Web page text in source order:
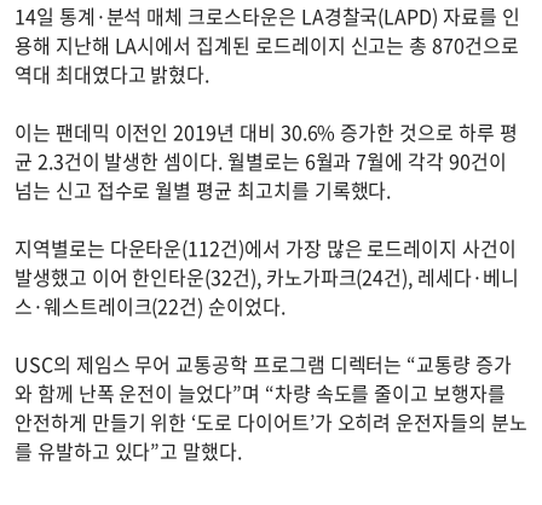
14일 통계·분석 매체 크로스타운은 LA경찰국(LAPD) 자료를 인
용해 지난해 LA시에서 집계된 로드레이지 신고는 총 870건으로
역대 최대였다고 밝혔다.
이는 팬데믹 이전인 2019년 대비 30.6% 증가한 것으로 하루 평
균 2.3건이 발생한 셈이다. 월별로는 6월과 7월에 각각 90건이
넘는 신고 접수로 월별 평균 최고치를 기록했다.
지역별로는 다운타운(112건)에서 가장 많은 로드레이지 사건이
발생했고 이어 한인타운(32건), 카노가파크(24건), 레세다·베니
스·웨스트레이크(22건) 순이었다.
USC의 제임스 무어 교통공학 프로그램 디렉터는 “교통량 증가
와 함께 난폭 운전이 늘었다”며 “차량 속도를 줄이고 보행자를
안전하게 만들기 위한 ‘도로 다이어트’가 오히려 운전자들의 분노
를 유발하고 있다”고 말했다.